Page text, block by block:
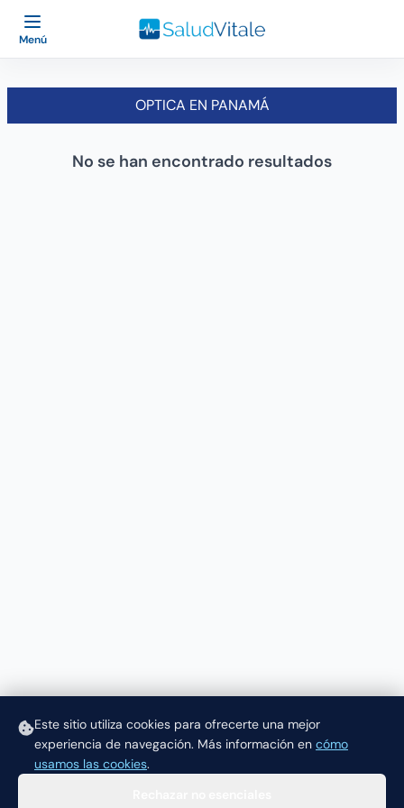
Este sitio utiliza cookies para ofrecerte una mejor
experiencia de navegación. Más información en cómo
usamos las cookies.
Menú
OPTICA EN PANAMÁ
No se han encontrado resultados